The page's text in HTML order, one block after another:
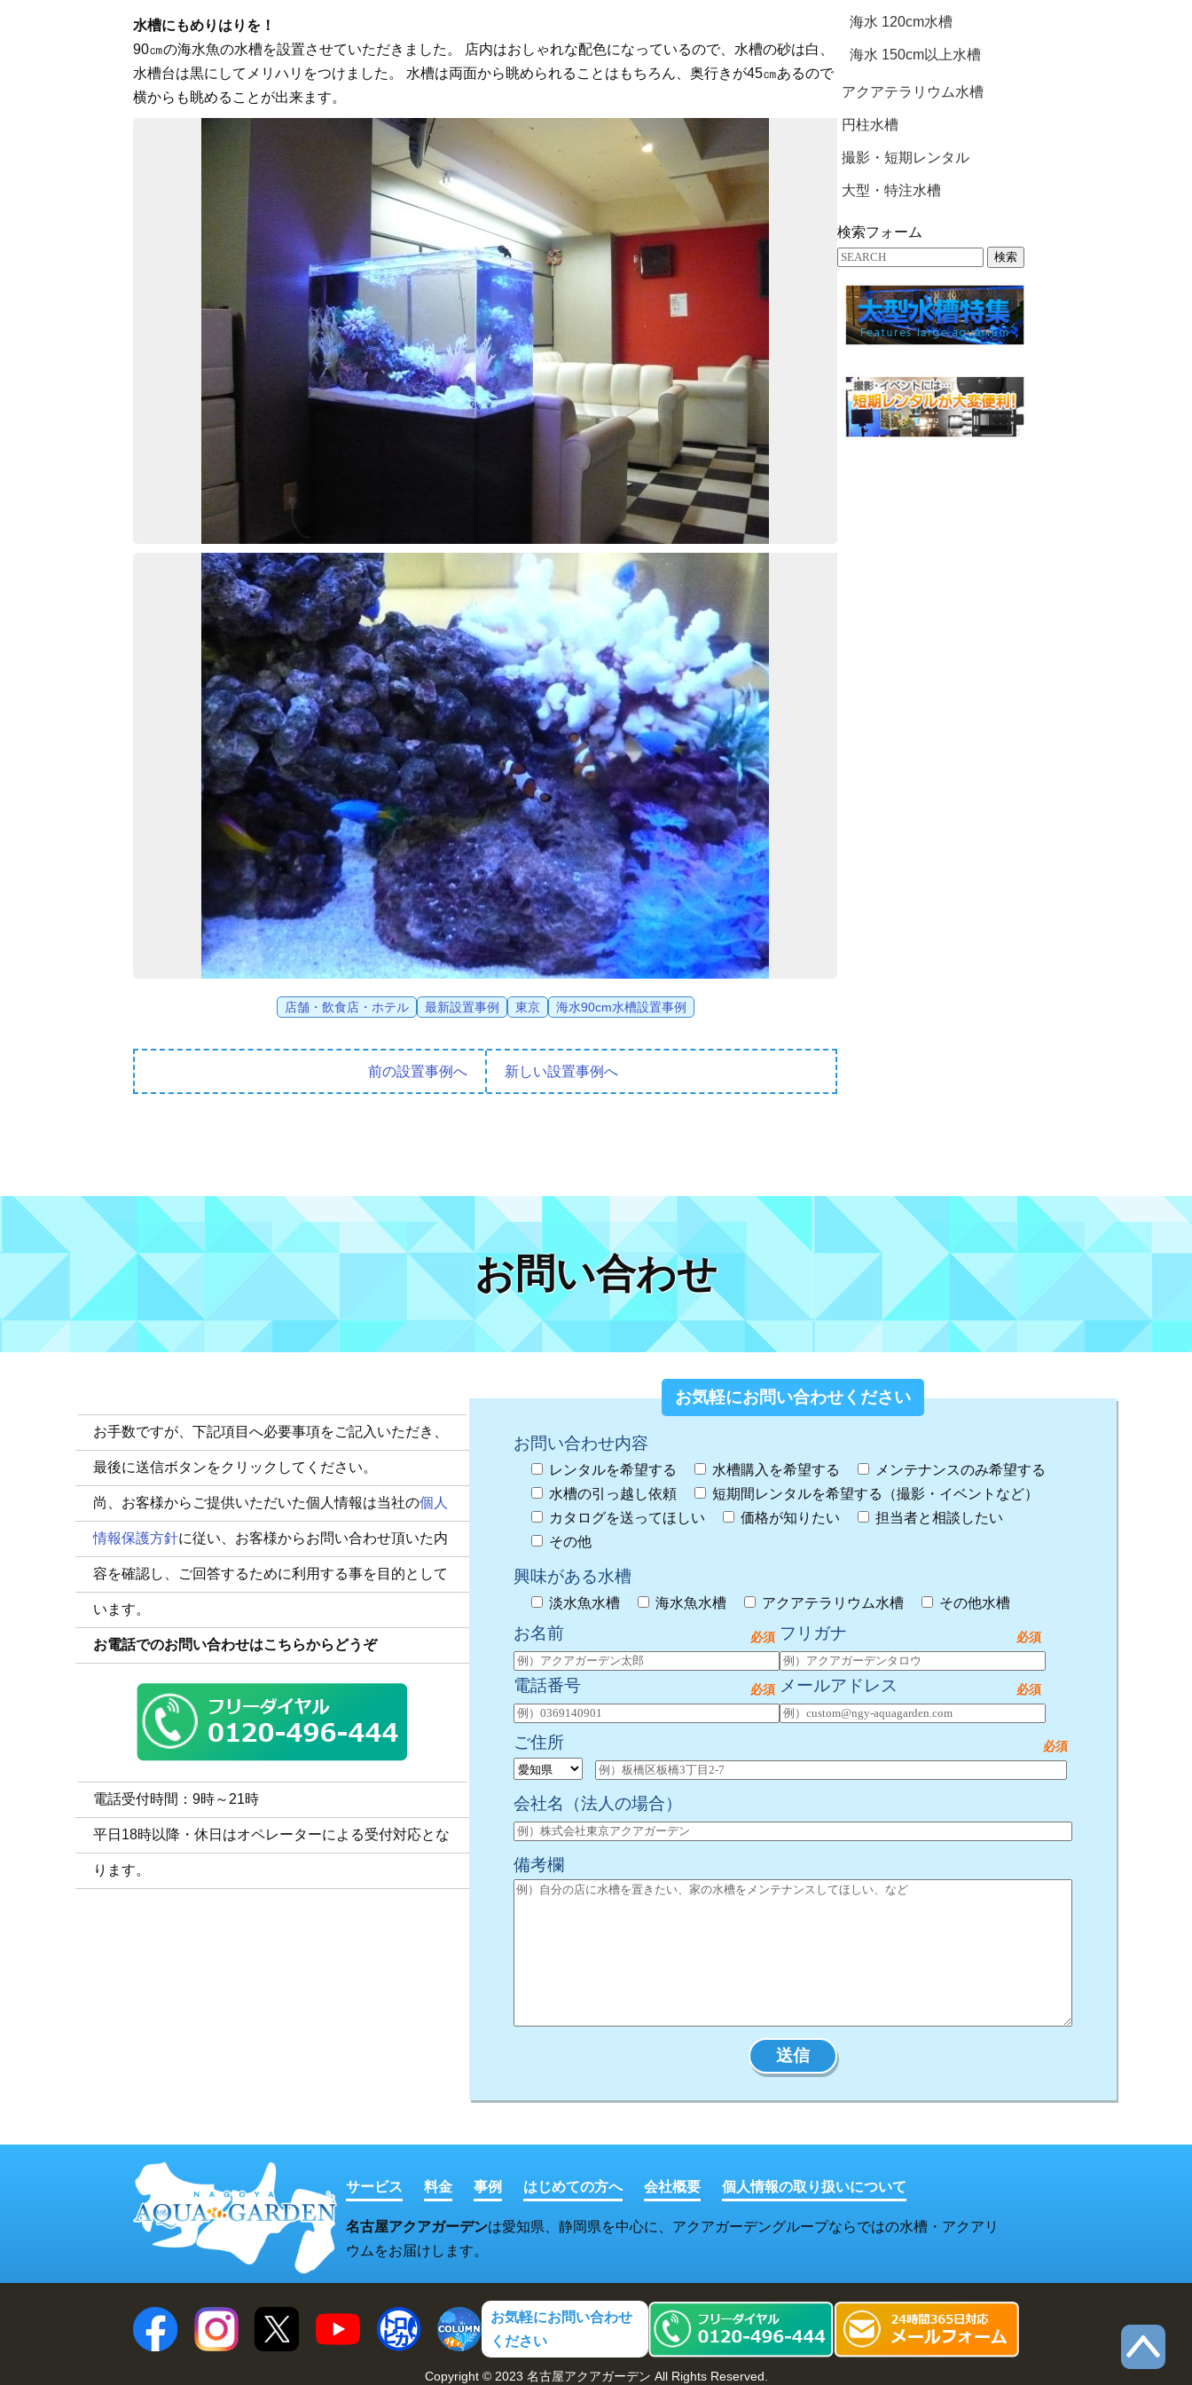
水槽にもめりはりを！
90㎝の海水魚の水槽を設置させていただきました。 店内はおしゃれな配色になっているので、水槽の砂は白、
水槽台は黒にしてメリハリをつけました。 水槽は両面から眺められることはもちろん、奥行きが45㎝あるので
横からも眺めることが出来ます。
店舗・飲食店・ホテル 最新設置事例 東京 海水90cm水槽設置事例
前の設置事例へ 新しい設置事例へ
海水 120cm水槽
海水 150cm以上水槽
アクアテラリウム水槽
円柱水槽
撮影・短期レンタル
大型・特注水槽
検索フォーム
検索
お問い合わせ
お手数ですが、下記項目へ必要事項をご記入いただき、
最後に送信ボタンをクリックしてください。
尚、お客様からご提供いただいた個人情報は当社の個人
情報保護方針に従い、お客様からお問い合わせ頂いた内
容を確認し、ご回答するために利用する事を目的として
います。
お電話でのお問い合わせはこちらからどうぞ
電話受付時間：9時～21時
平日18時以降・休日はオペレーターによる受付対応とな
ります。
お気軽にお問い合わせください
お問い合わせ内容
レンタルを希望する 水槽購入を希望する
メンテナンスのみ希望する
水槽の引っ越し依頼
短期間レンタルを希望する（撮影・イベントなど）
カタログを送ってほしい
価格が知りたい
担当者と相談したい
その他
興味がある水槽
淡水魚水槽 海水魚水槽 アクアテラリウム水槽 その他水槽
お名前 フリガナ
電話番号 メールアドレス
ご住所
会社名 （法人の場合）
備考欄
サービス 料金 事例 はじめての方へ 会社概要 個人情報の取り扱いについて
名古屋アクアガーデンは愛知県、静岡県を中心に、アクアガーデングループならではの水槽・アクアリ
ウムをお届けします。
お気軽にお問い合わせ
ください
Copyright © 2023 名古屋アクアガーデン All Rights Reserved.